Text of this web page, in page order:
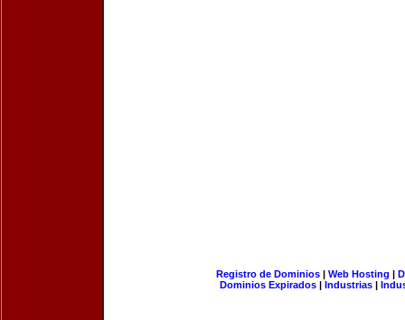
Registro de Dominios| Web Hosting |
Dominios Expirados | Industrias |